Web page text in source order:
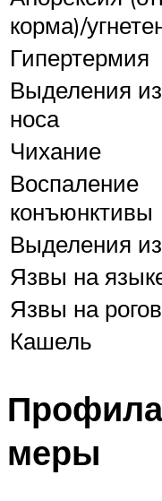
корма)/
Гипертермия
Выделения из
носа
Чихание
Воспаление
конъюнктивы
Выделения из
Язвы на
Язвы на
Кашель
меры